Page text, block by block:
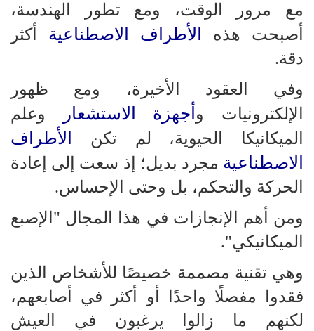
مع مرور الوقت، ومع تطور الهندسة،
أصبحت هذه الأطراف الاصطناعية أكثر
دقة.
وفي العقود الأخيرة، ومع ظهور
الإلكترونيات و أجهزة الاستشعار
وعلم
الميكانيكا الحيوية، لم تكن الأطراف
الاصطناعية مجرد بديل؛ إذ سعت إلى إعادة
الحركة والتحكم، بل وحتى الإحساس.
ومن أهم الإنجازات في هذا المجال "الإصبع
الميكانيكي".
وهي تقنية مصممة خصيصًا للأشخاص الذين
فقدوا مفصلًا واحدًا أو أكثر في أصابعهم،
لكنهم ما زالوا يرغبون في العيش